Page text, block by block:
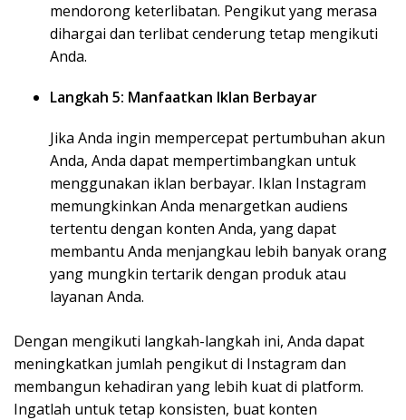
mendorong keterlibatan. Pengikut yang merasa
dihargai dan terlibat cenderung tetap mengikuti
Anda.
Langkah 5: Manfaatkan Iklan Berbayar
Jika Anda ingin mempercepat pertumbuhan akun
Anda, Anda dapat mempertimbangkan untuk
menggunakan iklan berbayar. Iklan Instagram
memungkinkan Anda menargetkan audiens
tertentu dengan konten Anda, yang dapat
membantu Anda menjangkau lebih banyak orang
yang mungkin tertarik dengan produk atau
layanan Anda.
Dengan mengikuti langkah-langkah ini, Anda dapat
meningkatkan jumlah pengikut di Instagram dan
membangun kehadiran yang lebih kuat di platform.
Ingatlah untuk tetap konsisten, buat konten